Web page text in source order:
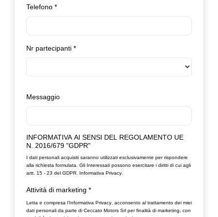
Telefono *
Nr partecipanti *
Messaggio
INFORMATIVA AI SENSI DEL REGOLAMENTO UE
N. 2016/679 "GDPR"
I dati personali acquisiti saranno utilizzati esclusivamente per rispondere
alla richiesta formulata. Gli Interessati possono esercitare i diritti di cui agli
artt. 15 - 23 del GDPR. Informativa Privacy
Attività di marketing *
Letta e compresa l’Informativa Privacy , acconsento al trattamento dei miei
dati personali da parte di Ceccato Motors Srl per finalità di marketing, con